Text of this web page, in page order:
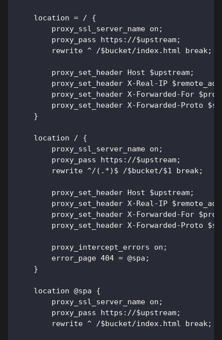
    location = / {
        proxy_ssl_server_name on;
        proxy_pass https://$upstream;
        rewrite ^ /$bucket/index.html break;
        proxy_set_header Host $upstream;
proxy_set_header X-Real-IP
proxy_set_header X-Forwarded-For
proxy_set_header X-Forwarded-Proto
    }
    location / {
        proxy_ssl_server_name on;
        proxy_pass https://$upstream;
        rewrite ^/(.*)$ /$bucket/$1 break;
        proxy_set_header Host $upstream;
proxy_set_header X-Real-IP
proxy_set_header X-Forwarded-For
proxy_set_header X-Forwarded-Proto
        proxy_intercept_errors on;
        error_page 404 = @spa;
    }
    location @spa {
        proxy_ssl_server_name on;
        proxy_pass https://$upstream;
        rewrite ^ /$bucket/index.html break;